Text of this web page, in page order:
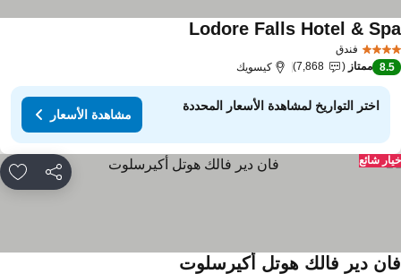
فندق
Lodore Falls Hotel &
8.5 ممتاز 7,868 كيسويك
اختر التواريخ لمشاهدة الأسعار المحددة
مشاهدة الأسعار
مشاركة
شائع
دير فالك هوتل أكيرسلوت